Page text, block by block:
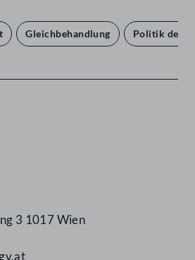
Gleichbehandlung Politik der
3 1017 Wien